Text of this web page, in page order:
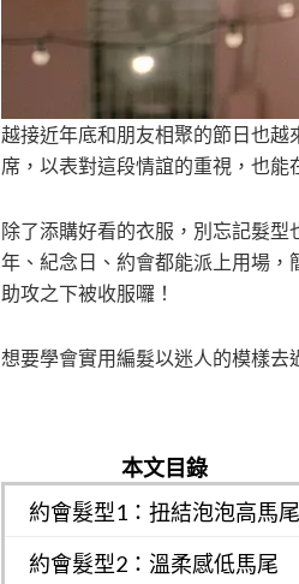
越接近年底和朋友相聚的節日也
席，以表對這段情誼的重視，也能
除了添購好看的衣服，別忘記髮
年、紀念日、約會都能派上用場
助攻之下被收服囉！
想要學會實用編髮以迷人的模樣去
本文目錄
約會髮型1：扭結泡泡高馬尾
約會髮型2：溫柔感低馬尾